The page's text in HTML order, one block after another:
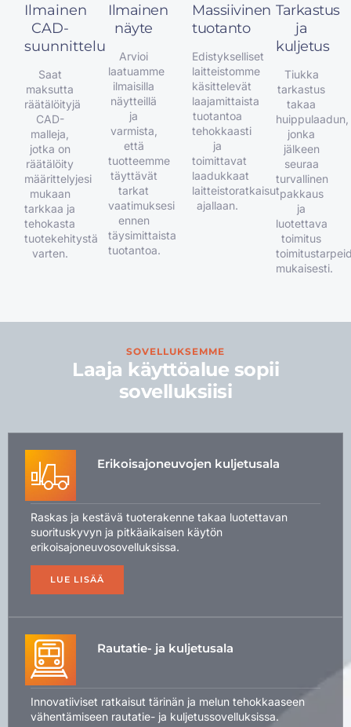
Ilmainen
CAD-
suunnittelu
Saat
maksutta
räätälöityjä
CAD-
malleja,
jotka on
räätälöity
määrittelyjesi
mukaan
tarkkaa ja
tehokasta
tuotekehitystä
varten.
Ilmainen
näyte
Arvioi
laatuamme
ilmaisilla
näytteillä
ja
varmista,
että
tuotteemme
täyttävät
tarkat
vaatimuksesi
ennen
täysimittaista
tuotantoa.
Massiivinen
tuotanto
Edistykselliset
laitteistomme
käsittelevät
laajamittaista
tuotantoa
tehokkaasti
ja
toimittavat
laadukkaat
laitteistoratkaisut
ajallaan.
Tarkastus
ja
kuljetus
Tiukka
tarkastus
takaa
huippulaadun,
jonka
jälkeen
seuraa
turvallinen
pakkaus
ja
luotettava
toimitus
mukaisesti.
SOVELLUKSEMME
Laaja käyttöalue sopii
sovelluksiisi
Erikoisajoneuvojen kuljetusala
Raskas ja kestävä tuoterakenne takaa luotettavan
suorituskyvyn ja pitkäaikaisen käytön
erikoisajoneuvosovelluksissa.
LUE LISÄÄ
Rautatie- ja kuljetusala
Innovatiiviset ratkaisut tärinän ja melun tehokkaaseen
vähentämiseen rautatie- ja kuljetussovelluksissa.